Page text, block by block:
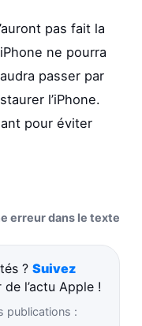
pas fait la
ne pourra
passer par
l’iPhone.
pour éviter
erreur dans le texte
? Suivez
l’actu Apple !
publications :